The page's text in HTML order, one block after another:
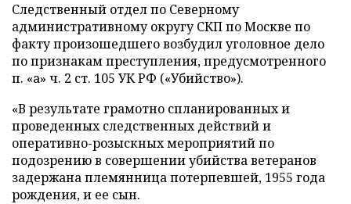
Следственный отдел по Северному
административному округу СКП по Москве по
факту произошедшего возбудил уголовное дело
по признакам преступления, предусмотренного
п. «а» ч. 2 ст. 105 УК РФ («Убийство»).
«В результате грамотно спланированных и
проведенных следственных действий и
оперативно-розыскных мероприятий по
подозрению в совершении убийства ветеранов
задержана племянница потерпевшей, 1955 года
рождения, и ее сын.